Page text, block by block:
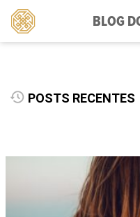
BLOG
Pesquisar
por:
POSTS RECENTES